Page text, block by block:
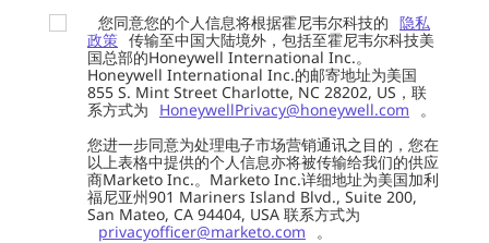
您同意您的个人信息将根据霍尼韦尔科技的 隐私
政策 传输至中国大陆境外，包括至霍尼韦尔科技美
国总部的Honeywell International Inc.。
Honeywell International Inc.的邮寄地址为美国
855 S. Mint Street Charlotte, NC 28202, US，联
系方式为
HoneywellPrivacy@honeywell.com
。
您进一步同意为处理电子市场营销通讯之目的，您在
以上表格中提供的个人信息亦将被传输给我们的供应
商Marketo Inc.。Marketo Inc.详细地址为美国加利
福尼亚州901 Mariners Island Blvd., Suite 200,
San Mateo, CA 94404, USA 联系方式为
privacyofficer@marketo.com
。